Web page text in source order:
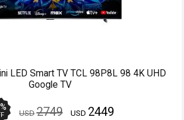
gratis (Ver Envíos y Pagos)
3GB Ram 32GB Rom Android 14 Perla
%
USD149 USD 121